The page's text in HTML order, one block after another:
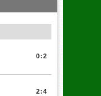
0:2
2:4